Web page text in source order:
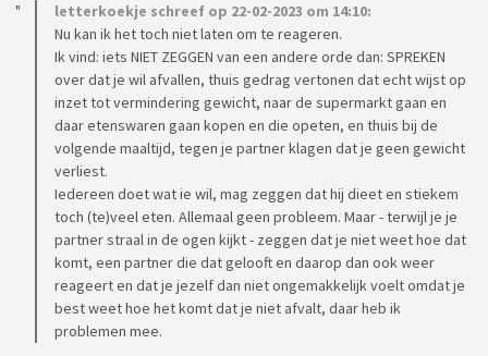
letterkoekje schreef op 22-02-2023 om 14:10:
Nu kan ik het toch niet laten om te reageren.
Ik vind: iets NIET ZEGGEN van een andere orde dan: SPREKEN
over dat je wil afvallen, thuis gedrag vertonen dat echt wijst op
inzet tot vermindering gewicht, naar de supermarkt gaan en
daar etenswaren gaan kopen en die opeten, en thuis bij de
volgende maaltijd, tegen je partner klagen dat je geen gewicht
verliest.
Iedereen doet wat ie wil, mag zeggen dat hij dieet en stiekem
toch (te)veel eten. Allemaal geen probleem. Maar - terwijl je je
partner straal in de ogen kijkt - zeggen dat je niet weet hoe dat
komt, een partner die dat gelooft en daarop dan ook weer
reageert en dat je jezelf dan niet ongemakkelijk voelt omdat je
best weet hoe het komt dat je niet afvalt, daar heb ik
problemen mee.